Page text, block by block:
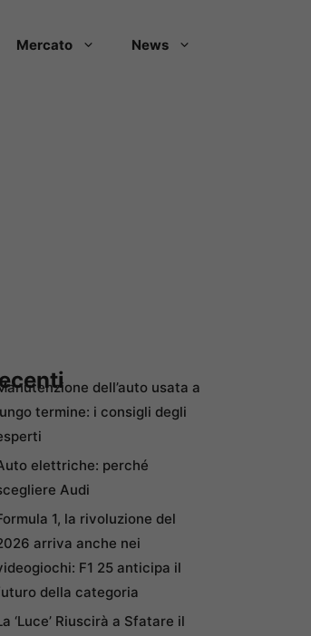
Mercato News
dell’auto usata a
termine: i consigli degli
elettriche: perché
Audi
1, la rivoluzione del
arriva anche nei
F1 25 anticipa il
della categoria
‘Luce’ Riuscirà a Sfatare il